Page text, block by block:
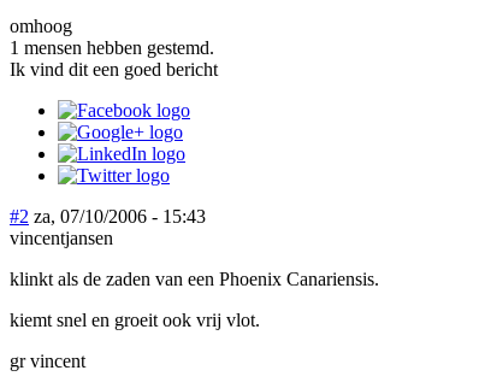
omhoog
1 mensen hebben gestemd.
Ik vind dit een goed bericht
#2 za, 07/10/2006 - 15:43
vincentjansen
klinkt als de zaden van een Phoenix Canariensis.
kiemt snel en groeit ook vrij vlot.
gr vincent